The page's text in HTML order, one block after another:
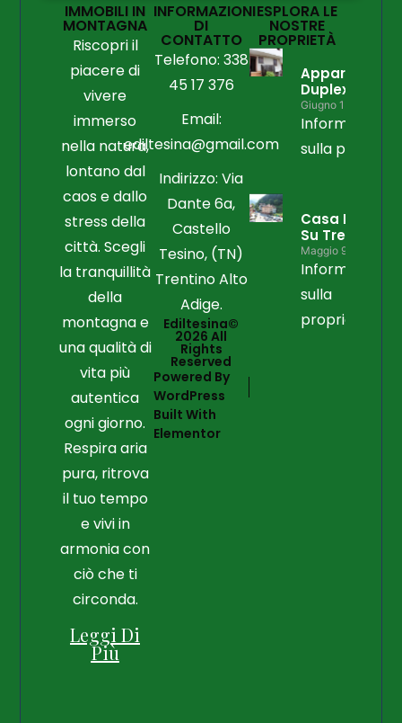
IMMOBILI IN
MONTAGNA
Riscopri il
piacere di
vivere
immerso
nella natura,
lontano dal
caos e dallo
stress della
città. Scegli
la tranquillità
della
montagna e
una qualità di
vita più
autentica
ogni giorno.
Respira aria
pura, ritrova
il tuo tempo
e vivi in
armonia con
ciò che ti
circonda.
Leggi Di
Più
INFORMAZIONI
DI
CONTATTO
Telefono: 338
45 17 376
Email:
ediltesina@gmail.com
Indirizzo: Via
Dante 6a,
Castello
Tesino, (TN)
Trentino Alto
Adige.
Ediltesina©
2026 All
Rights
Reserved
Powered By
WordPress
Built With
Elementor
ESPLORA LE
NOSTRE
PROPRIETÀ
Duplex
Giugno 15, 2026
Informazioni
sulla
Casa Libera
Su Tre Lati
Maggio 9, 2026
Informazioni
sulla
proprietà